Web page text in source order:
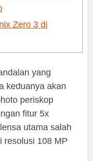
Zero 3 di
yang
keduanya akan
periskop
fitur 5x
utama salah
resolusi 108 MP